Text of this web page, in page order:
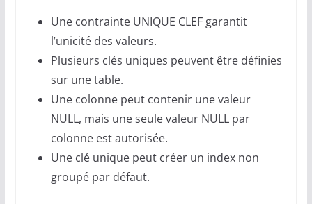
Une contrainte UNIQUE CLEF garantit
l’unicité des valeurs.
Plusieurs clés uniques peuvent être définies
sur une table.
Une colonne peut contenir une valeur
NULL, mais une seule valeur NULL par
colonne est autorisée.
Une clé unique peut créer un index non
groupé par défaut.